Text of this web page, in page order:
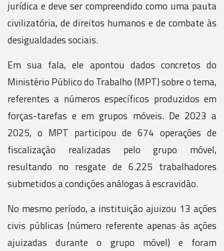
jurídica e deve ser compreendido como uma pauta
civilizatória, de direitos humanos e de combate às
desigualdades sociais.
Em sua fala, ele apontou dados concretos do
Ministério Público do Trabalho (MPT) sobre o tema,
referentes a números específicos produzidos em
forças-tarefas e em grupos móveis. De 2023 a
2025, o MPT participou de 674 operações de
fiscalização realizadas pelo grupo móvel,
resultando no resgate de 6.225 trabalhadores
submetidos a condições análogas à escravidão.
No mesmo período, a instituição ajuizou 13 ações
civis públicas (número referente apenas às ações
ajuizadas durante o grupo móvel) e foram